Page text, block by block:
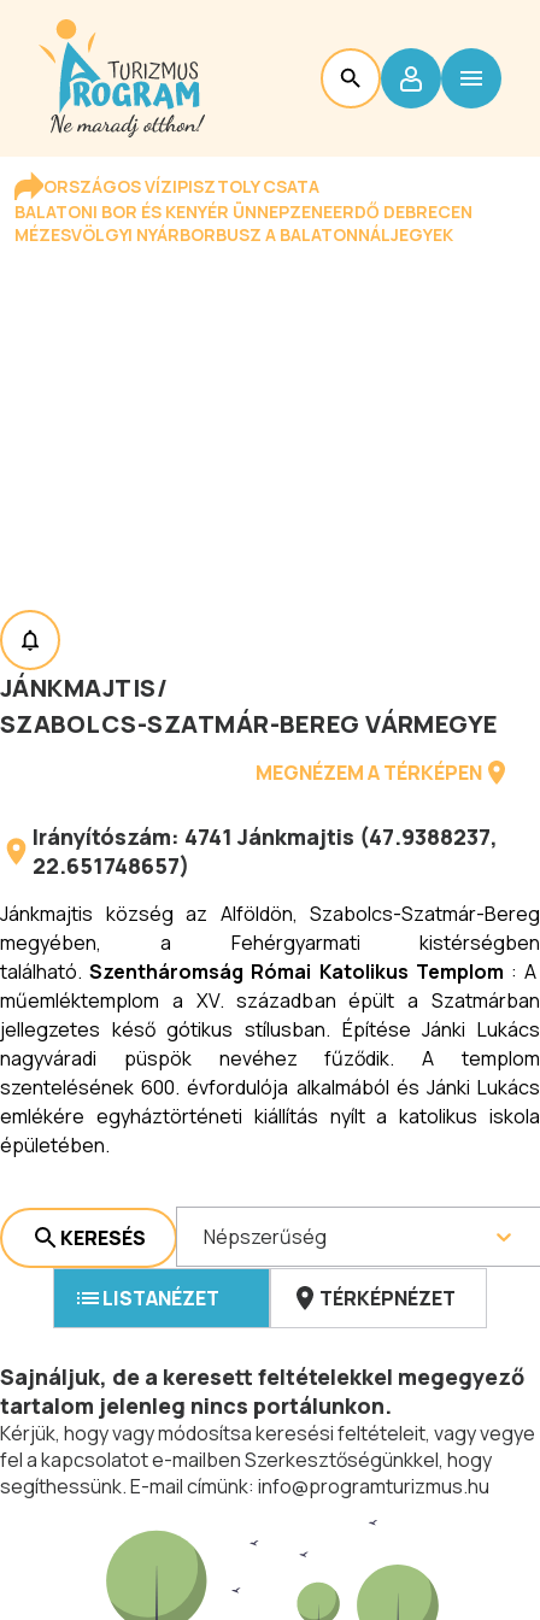
ORSZÁGOS VÍZIPISZTOLY CSATA
BALATONI BOR ÉS KENYÉR ÜNNEPZENEERDŐ DEBRECEN
MÉZESVÖLGYI NYÁRBORBUSZ A BALATONNÁLJEGYEK
JÁNKMAJTIS/
SZABOLCS-SZATMÁR-BEREG VÁRMEGYE
MEGNÉZEM A TÉRKÉPEN
Irányítószám: 4741 Jánkmajtis (47.9388237,
22.651748657)
Jánkmajtis község az Alföldön, Szabolcs-Szatmár-Bereg
megyében, a Fehérgyarmati kistérségben
található.Szentháromság Római Katolikus Templom : A
műemléktemplom a XV. században épült a Szatmárban
jellegzetes késő gótikus stílusban. Építése Jánki Lukács
nagyváradi püspök nevéhez fűződik. A templom
szentelésének 600. évfordulója alkalmából és Jánki Lukács
emlékére egyháztörténeti kiállítás nyílt a katolikus iskola
épületében.
KERESÉS Népszerűség
LISTANÉZET TÉRKÉPNÉZET
Sajnáljuk, de a keresett feltételekkel megegyező
tartalom jelenleg nincs portálunkon.
Kérjük, hogy vagy módosítsa keresési feltételeit, vagy vegye
fel a kapcsolatot e-mailben Szerkesztőségünkkel, hogy
segíthessünk. E-mail címünk: info@programturizmus.hu